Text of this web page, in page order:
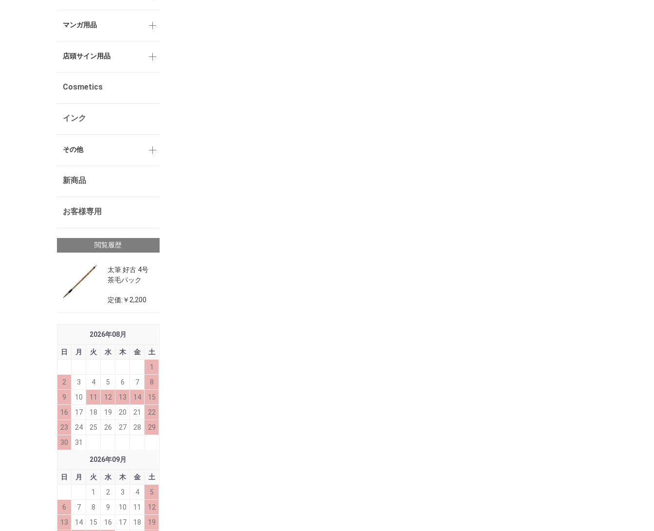
マンガ用品
店頭サイン用品
Cosmetics
インク
その他
新商品
お客様専用
閲覧履歴
太筆 好古 4号
茶毛パック
定価:￥2,200
2026年08月
日 月 火 水 木 金
土
1
2
3 4 5 6 7
8
9
10 11 12 13 14
15
16
17 18 19 20 21
22
23
24 25 26 27 28
29
30
31
2026年09月
日 月 火 水 木 金
土
1
2 3 4
5
6
7 8 9 10 11
12
13
14 15 16 17 18 19